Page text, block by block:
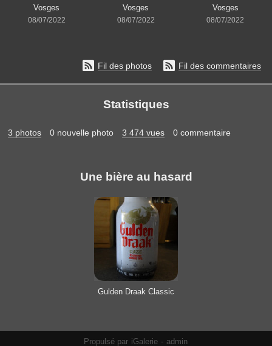
Vosges
08/07/2022
Vosges
08/07/2022
Vosges
08/07/2022
 Fil des photos  Fil des commentaires
Statistiques
3 photos 0 nouvelle photo 3 474 vues 0 commentaire
Une bière au hasard
Gulden Draak Classic
Propulsé par iGalerie - admin